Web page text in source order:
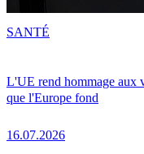
L'UE rend hommage aux
que l'Europe fond
16.07.2026
SANTÉ